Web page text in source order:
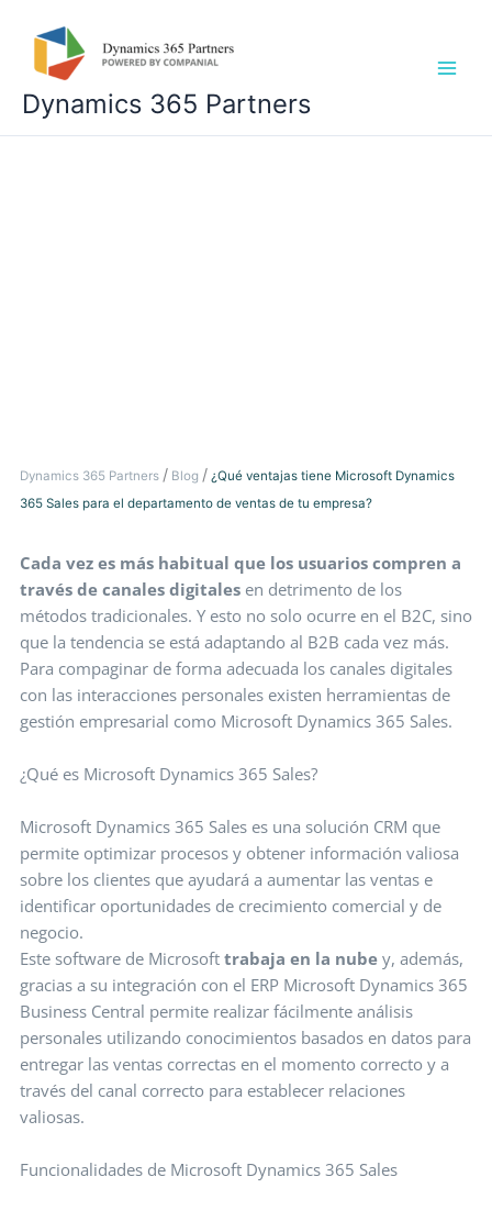
content
Dynamics 365 Partners
Dynamics 365 Partners / Blog / ¿Qué ventajas tiene Microsoft Dynamics
365 Sales para el departamento de ventas de tu empresa?
Cada vez es más habitual que los usuarios compren a
través de canales digitalesen detrimento de los
métodos tradicionales. Y esto no solo ocurre en el B2C, sino
que la tendencia se está adaptando al B2B cada vez más.
Para compaginar de forma adecuada los canales digitales
con las interacciones personales existen herramientas de
gestión empresarial como Microsoft Dynamics 365 Sales.
¿Qué es Microsoft Dynamics 365 Sales?
Microsoft Dynamics 365 Sales es una solución CRM que
permite optimizar procesos y obtener información valiosa
sobre los clientes que ayudará a aumentar las ventas e
identificar oportunidades de crecimiento comercial y de
negocio.
Este software de Microsoft trabaja en la nubey, además,
gracias a su integración con el ERP Microsoft Dynamics 365
Business Central permite realizar fácilmente análisis
personales utilizando conocimientos basados en datos para
entregar las ventas correctas en el momento correcto y a
través del canal correcto para establecer relaciones
valiosas.
Funcionalidades de Microsoft Dynamics 365 Sales